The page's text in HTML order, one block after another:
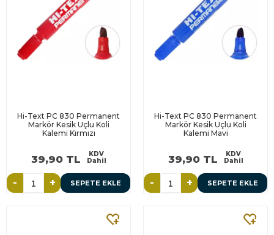
Hi-Text PC 830 Permanent
Markör Kesik Uçlu Koli
Kalemi Kırmızı
39,90 TL
KDV
Dahil
- + SEPETE EKLE
Hi-Text PC 830 Permanent
Markör Kesik Uçlu Koli
Kalemi Mavi
39,90 TL
KDV
Dahil
- + SEPETE EKLE